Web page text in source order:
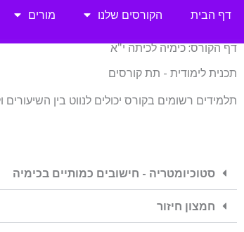
לתוכן
דף הבית הקורסים שלנו מורים
דף הקורס: כימיה לכיתה י"א
תכנית לימודית - תת קורסים
תלמידים רשומים בקורס יכולים לנווט בין
סטוכיומטריה - חישובים כמותיים בכימיה
חמצון חיזור